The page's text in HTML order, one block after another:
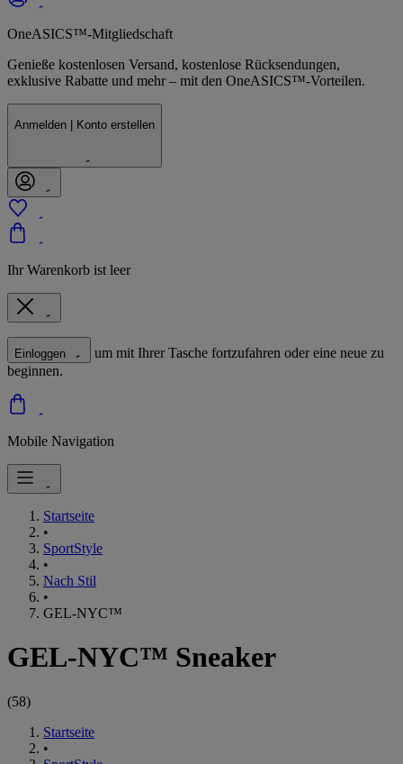
OneASICS™-Mitgliedschaft
Genieße kostenlosen Versand, kostenlose Rücksendungen,
exklusive Rabatte und mehr – mit den OneASICS™-Vorteilen.
Anmelden | Konto erstellen
Ihr Warenkorb ist leer
Einloggen
um mit Ihrer Tasche fortzufahren oder eine neue zu
beginnen.
Mobile Navigation
Startseite
•
SportStyle
•
Nach Stil
•
GEL-NYC™
GEL-NYC™ Sneaker
(58)
Startseite
•